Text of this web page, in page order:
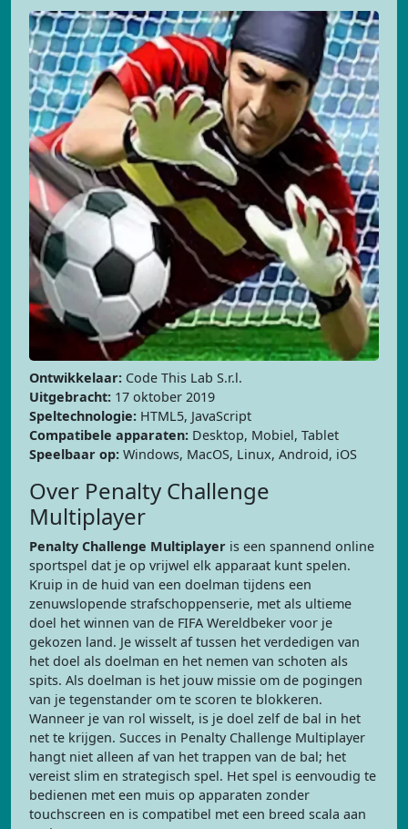
Ontwikkelaar: Code This Lab S.r.l.
Uitgebracht: 17 oktober 2019
Speltechnologie: HTML5, JavaScript
Compatibele apparaten: Desktop, Mobiel, Tablet
Speelbaar op: Windows, MacOS, Linux, Android, iOS
Over Penalty Challenge
Multiplayer
Penalty Challenge Multiplayer is een spannend online
sportspel dat je op vrijwel elk apparaat kunt spelen.
Kruip in de huid van een doelman tijdens een
zenuwslopende strafschoppenserie, met als ultieme
doel het winnen van de FIFA Wereldbeker voor je
gekozen land. Je wisselt af tussen het verdedigen van
het doel als doelman en het nemen van schoten als
spits. Als doelman is het jouw missie om de pogingen
van je tegenstander om te scoren te blokkeren.
Wanneer je van rol wisselt, is je doel zelf de bal in het
net te krijgen. Succes in Penalty Challenge Multiplayer
hangt niet alleen af van het trappen van de bal; het
vereist slim en strategisch spel. Het spel is eenvoudig te
bedienen met een muis op apparaten zonder
touchscreen en is compatibel met een breed scala aan